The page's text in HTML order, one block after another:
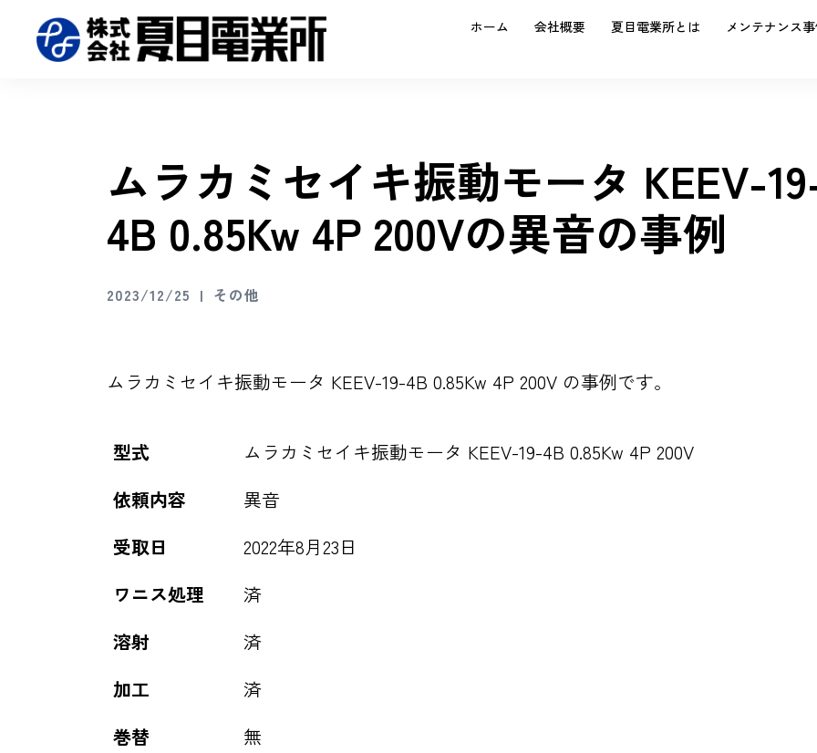
ホーム 会社概要 夏目電業所とは メンテナンス
ムラカミセイキ振動モータ KEEV-
4B 0.85Kw 4P 200Vの異音の事例
2023/12/25 その他
ムラカミセイキ振動モータ KEEV-19-4B 0.85Kw 4P 200V の事例です。
型式
ムラカミセイキ振動モータ KEEV-19-4B 0.85Kw 4P 200V
依頼内容
異音
受取日
2022年8月23日
ワニス処理
済
溶射
済
加工
済
巻替
無